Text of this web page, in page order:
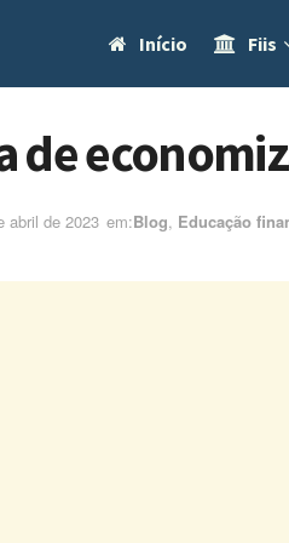
Início Fiis
de
abril de 2023 em:ㅤBlog, Educação